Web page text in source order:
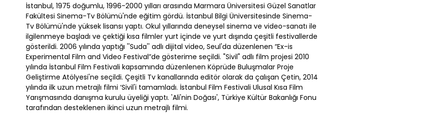
İstanbul, 1975 doğumlu, 1996-2000 yılları arasında Marmara Üniversitesi Güzel Sanatlar
Fakültesi Sinema-Tv Bölümü'nde eğitim gördü. İstanbul Bilgi Üniversitesinde Sinema-
Tv Bölümü'nde yüksek lisansı yaptı. Okul yıllarında deneysel sinema ve video-sanatı ile
ilgilenmeye başladı ve çektiği kısa filmler yurt içinde ve yurt dışında çeşitli festivallerde
gösterildi. 2006 yılında yaptığı ''Suda'' adlı dijital video, Seul'da düzenlenen “Ex-is
Experimental Film and Video Festival”de gösterime seçildi. "Sivil" adlı film projesi 2010
yılında İstanbul Film Festivali kapsamında düzenlenen Köprüde Buluşmalar Proje
Geliştirme Atölyesi'ne seçildi. Çeşitli Tv kanallarında editör olarak da çalışan Çetin, 2014
yılında ilk uzun metrajlı filmi ‘Sivil'i tamamladı. İstanbul Film Festivali Ulusal Kısa Film
Yarışmasında danışma kurulu üyeliği yaptı. 'Ali'nin Doğası', Türkiye Kültür Bakanlığı Fonu
tarafından desteklenen ikinci uzun metrajlı filmi.